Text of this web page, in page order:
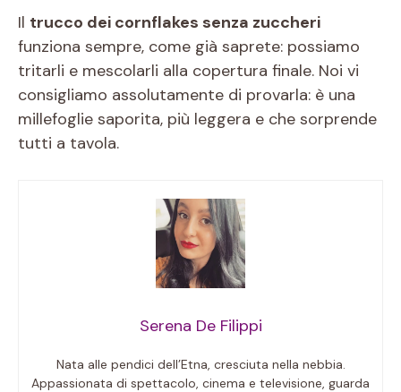
Il trucco dei cornflakes senza zuccheri
funziona sempre, come già saprete: possiamo
tritarli e mescolarli alla copertura finale. Noi vi
consigliamo assolutamente di provarla: è una
millefoglie saporita, più leggera e che sorprende
tutti a tavola.
Serena De Filippi
Nata alle pendici dell’Etna, cresciuta nella nebbia.
Appassionata di spettacolo, cinema e televisione, guarda